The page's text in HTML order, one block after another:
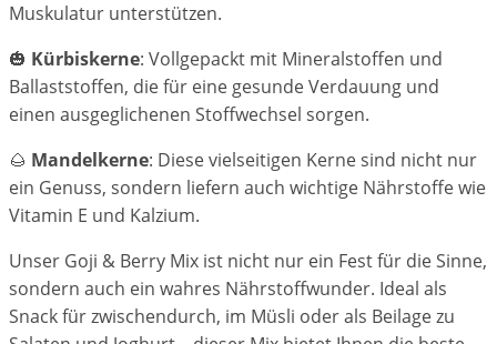
Muskulatur unterstützen.
🎃 Kürbiskerne: Vollgepackt mit Mineralstoffen und
Ballaststoffen, die für eine gesunde Verdauung und
einen ausgeglichenen Stoffwechsel sorgen.
🌰 Mandelkerne: Diese vielseitigen Kerne sind nicht nur
ein Genuss, sondern liefern auch wichtige Nährstoffe wie
Vitamin E und Kalzium.
Unser Goji & Berry Mix ist nicht nur ein Fest für die Sinne,
sondern auch ein wahres Nährstoffwunder. Ideal als
Snack für zwischendurch, im Müsli oder als Beilage zu